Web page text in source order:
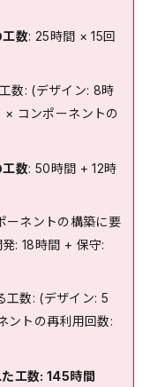
工数: 25時間 × 15回
数: (デザイン: 8時
× コンポーネントの
工数: 50時間 + 12時
ーネントの構築に要
: 18時間 + 保守:
工数: (デザイン: 5
ントの再利用回数:
工数: 145時間